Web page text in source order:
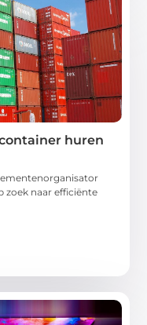
huren
zoek naar efficiënte